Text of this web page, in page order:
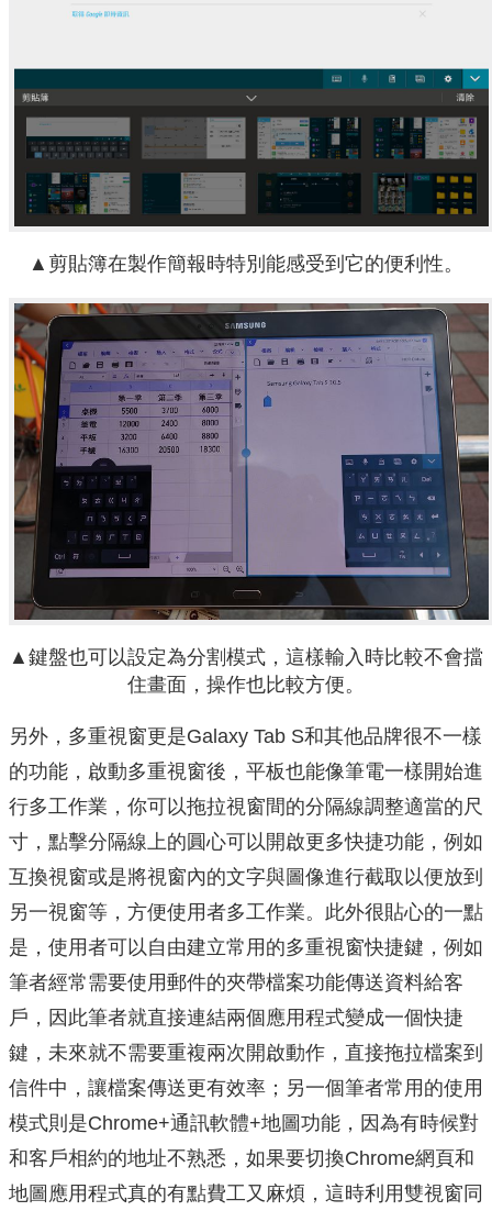
▲剪貼簿在製作簡報時特別能感受到它的便利性。
▲鍵盤也可以設定為分割模式，這樣輸入時比較不會擋
住畫面，操作也比較方便。
另外，多重視窗更是Galaxy Tab S和其他品牌很不一樣
的功能，啟動多重視窗後，平板也能像筆電一樣開始進
行多工作業，你可以拖拉視窗間的分隔線調整適當的尺
寸，點擊分隔線上的圓心可以開啟更多快捷功能，例如
互換視窗或是將視窗內的文字與圖像進行截取以便放到
另一視窗等，方便使用者多工作業。此外很貼心的一點
是，使用者可以自由建立常用的多重視窗快捷鍵，例如
筆者經常需要使用郵件的夾帶檔案功能傳送資料給客
戶，因此筆者就直接連結兩個應用程式變成一個快捷
鍵，未來就不需要重複兩次開啟動作，直接拖拉檔案到
信件中，讓檔案傳送更有效率；另一個筆者常用的使用
模式則是Chrome+通訊軟體+地圖功能，因為有時候對
和客戶相約的地址不熟悉，如果要切換Chrome網頁和
地圖應用程式真的有點費工又麻煩，這時利用雙視窗同